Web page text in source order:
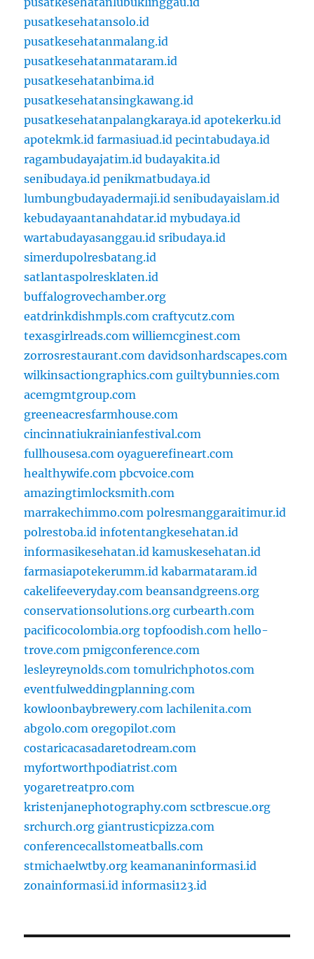
pusatkesehatansolo.id
pusatkesehatanmalang.id
pusatkesehatanmataram.id
pusatkesehatanbima.id
pusatkesehatansingkawang.id
pusatkesehatanpalangkaraya.id apotekerku.id
apotekmk.id farmasiuad.id pecintabudaya.id
ragambudayajatim.id budayakita.id
senibudaya.id penikmatbudaya.id
lumbungbudayadermaji.id senibudayaislam.id
kebudayaantanahdatar.id mybudaya.id
wartabudayasanggau.id sribudaya.id
simerdupolresbatang.id
satlantaspolresklaten.id
buffalogrovechamber.org
eatdrinkdishmpls.com craftycutz.com
texasgirlreads.com williemcginest.com
zorrosrestaurant.com davidsonhardscapes.com
wilkinsactiongraphics.com guiltybunnies.com
acemgmtgroup.com
greeneacresfarmhouse.com
cincinnatiukrainianfestival.com
fullhousesa.com oyaguerefineart.com
healthywife.com pbcvoice.com
amazingtimlocksmith.com
marrakechimmo.com polresmanggaraitimur.id
polrestoba.id infotentangkesehatan.id
informasikesehatan.id kamuskesehatan.id
farmasiapotekerumm.id kabarmataram.id
cakelifeeveryday.com beansandgreens.org
conservationsolutions.org curbearth.com
pacificocolombia.org topfoodish.com hello-
trove.com pmigconference.com
lesleyreynolds.com tomulrichphotos.com
eventfulweddingplanning.com
kowloonbaybrewery.com lachilenita.com
abgolo.com oregopilot.com
costaricacasadaretodream.com
myfortworthpodiatrist.com
yogaretreatpro.com
kristenjanephotography.com sctbrescue.org
srchurch.org giantrusticpizza.com
conferencecallstomeatballs.com
stmichaelwtby.org keamananinformasi.id
zonainformasi.id informasi123.id